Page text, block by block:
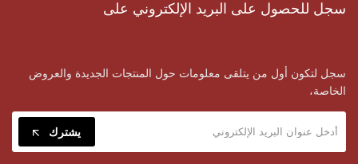
سجل للحصول على البريد الإلكتروني على
سجل لتكون أول من يتلقى معلومات حول المنتجات الجديدة والعروض
الخاصة،
يشترك